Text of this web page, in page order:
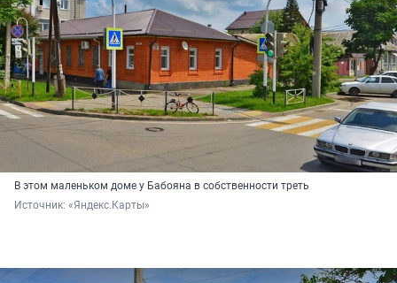
В этом маленьком доме у Бабояна в собственности треть
Источник: «Яндекс.Карты»